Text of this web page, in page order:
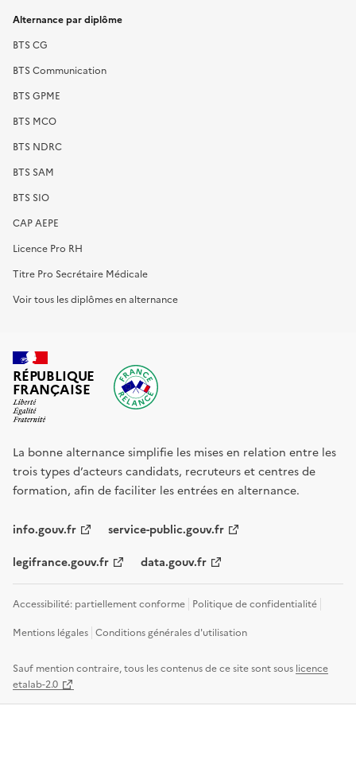
Alternance par diplôme
BTS CG
BTS Communication
BTS GPME
BTS MCO
BTS NDRC
BTS SAM
BTS SIO
CAP AEPE
Licence Pro RH
Titre Pro Secrétaire Médicale
Voir tous les diplômes en alternance
RÉPUBLIQUE
FRANÇAISE
La bonne alternance simplifie les mises en relation entre les
trois types d’acteurs candidats, recruteurs et centres de
formation, afin de faciliter les entrées en alternance.
info.gouv.fr service-public.gouv.fr
legifrance.gouv.fr data.gouv.fr
Accessibilité: partiellement conforme Politique de confidentialité
Mentions légales Conditions générales d'utilisation
Sauf mention contraire, tous les contenus de ce site sont sous licence
etalab-2.0